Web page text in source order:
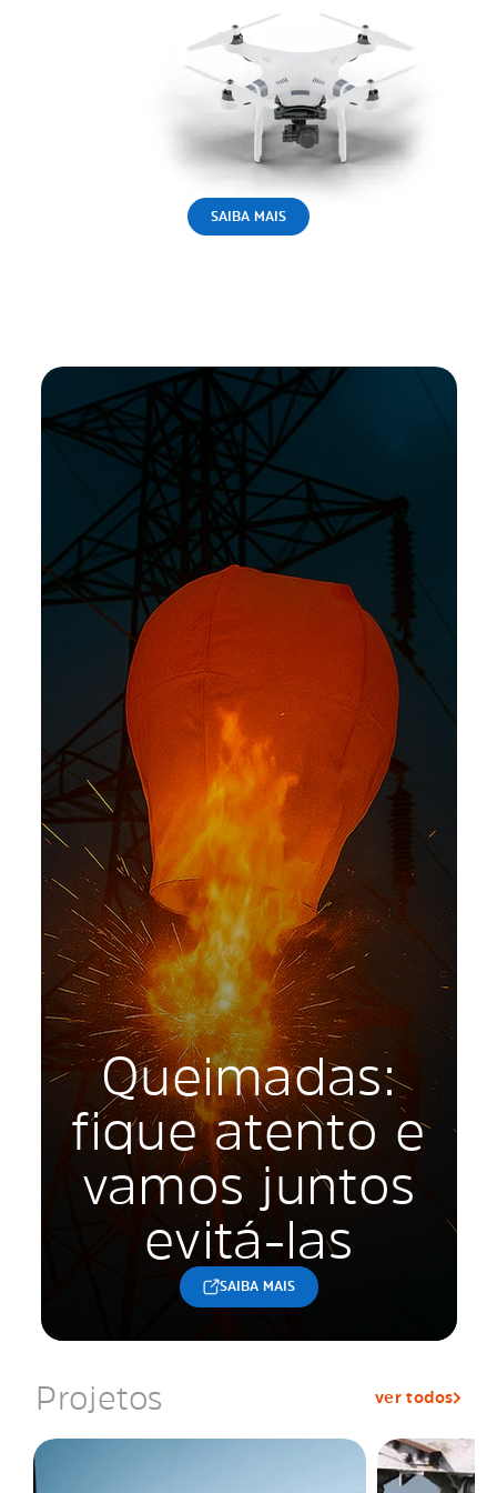
SAIBA MAIS
Queimadas:
fique atento e
vamos juntos
evitá-las
SAIBA MAIS
Projetos ver todos